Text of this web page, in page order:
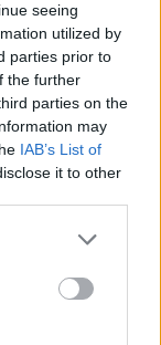
seeing
utilized by
parties prior to
the further
parties on the
may
IAB’s List of
it to other
more Google
may click to
party tags to
below Google
come
le operazioni
è necessario
i dipendenti,
gli obiettivi
con altri
legate alla